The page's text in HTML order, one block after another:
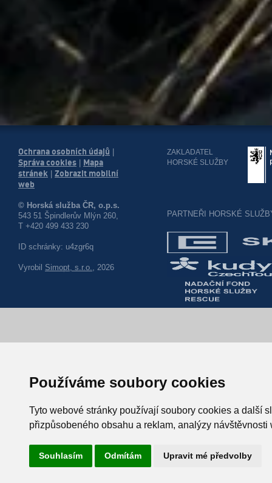
Používáme soubory cookies
Tyto webové stránky používají soubory cookies a další
přizpůsobeného obsahu a reklam, analýzy
Souhlasím Odmítám Upravit mé předvolby
Ochrana osobních údajů
Správa cookies
Mapa
stránek
Zobrazit mobilní
web
© Horská služba ČR, o.p.s.
543 51 Špindlerův Mlýn 260,
T +420 499 433 230
ID schránky: u4zgr6q
Vyrobil Simopt, s.r.o., 2026
ZAKLADATEL
HORSKÉ SLUŽBY
PARTNEŘI HORSKÉ